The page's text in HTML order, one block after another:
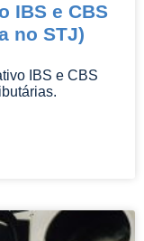
IBS e CBS
no STJ)
IBS e CBS